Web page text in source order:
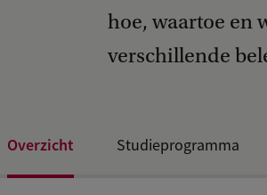
hoe, waartoe en
verschillende
Overzicht Studieprogramma